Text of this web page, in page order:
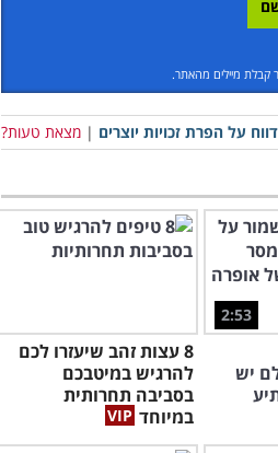
קבלת מיילים מהאתר.
דווח על הפרת זכויות יוצרים | מצאת טעות?
2:53
יש
8 עצות זהב שיעזרו לכם
להרגיש במיטבכם
בסביבה תחרותית
במיוחד